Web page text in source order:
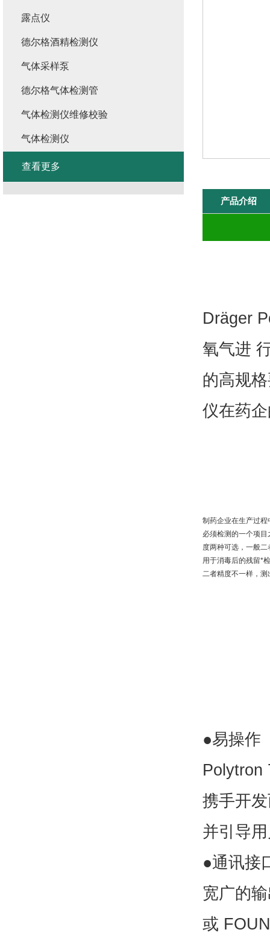
产品介绍
Dräger
氧气进
的高规
仪在药
制药企业在生产过
必须检测的一个项目
度两种可选， 一般二
用于消毒后的残留*
二者精度不一样，
●易操作
携手开
并引导
●通讯接
宽广的
或
露点仪
德尔格酒精检测仪
气体采样泵
德尔格气体检测管
气体检测仪维修校验
气体检测仪
查看更多